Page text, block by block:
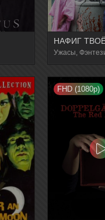
Ужасы,
FHD (1080p)